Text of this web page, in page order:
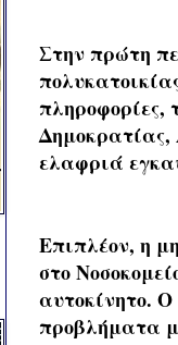
Στην πρώτη
πληροφορίες,
Δημοκρατίας,
ελαφριά
Επιπλέον, η
στο
αυτοκίνητο.
προβλήματα